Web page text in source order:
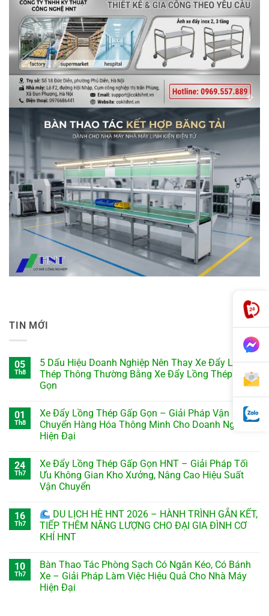
TIN MỚI
05
Th8
5 Dấu Hiệu Doanh Nghiệp Nên Thay Xe Đẩy Lồng
Thép Thông Thường Bằng Xe Đẩy Lồng Thép Gấp
Gọn
01
Th8
Xe Đẩy Lồng Thép Gấp Gọn – Giải Pháp Vận
Chuyển Hàng Hóa Thông Minh Cho Doanh Nghiệp
Hiện Đại
24
Th7
Xe Đẩy Lồng Thép Gấp Gọn HNT – Giải Pháp Tối
Ưu Không Gian Kho Xưởng, Nâng Cao Hiệu Suất
Vận Chuyển
16
Th7
DU LỊCH HÈ HNT 2026 – HÀNH TRÌNH GẮN KẾT,
TIẾP THÊM NĂNG LƯỢNG CHO ĐẠI GIA ĐÌNH CƠ
KHÍ HNT
10
Th7
Bàn Thao Tác Phòng Sạch Có Ngăn Kéo, Có Bánh
Xe – Giải Pháp Làm Việc Hiệu Quả Cho Nhà Máy
Hiện Đại